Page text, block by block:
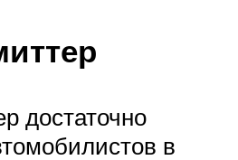
достаточно
в